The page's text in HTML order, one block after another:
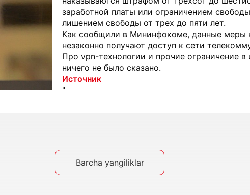
заработной платы или ограничением
лишением свободы от трех до пяти лет.
Как сообщили в Мининфокоме, данные меры
незаконно получают доступ к сети
Про vpn-технологии и прочие ограничение
ничего не было сказано.
Источник
"
Barcha yangiliklar